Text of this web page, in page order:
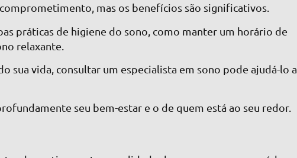
mas os benefícios são significativos.
práticas de higiene do sono, como manter um horário de
relaxante.
sua vida, consultar um especialista em sono pode ajudá-lo a
seu bem-estar e o de quem está ao seu redor.